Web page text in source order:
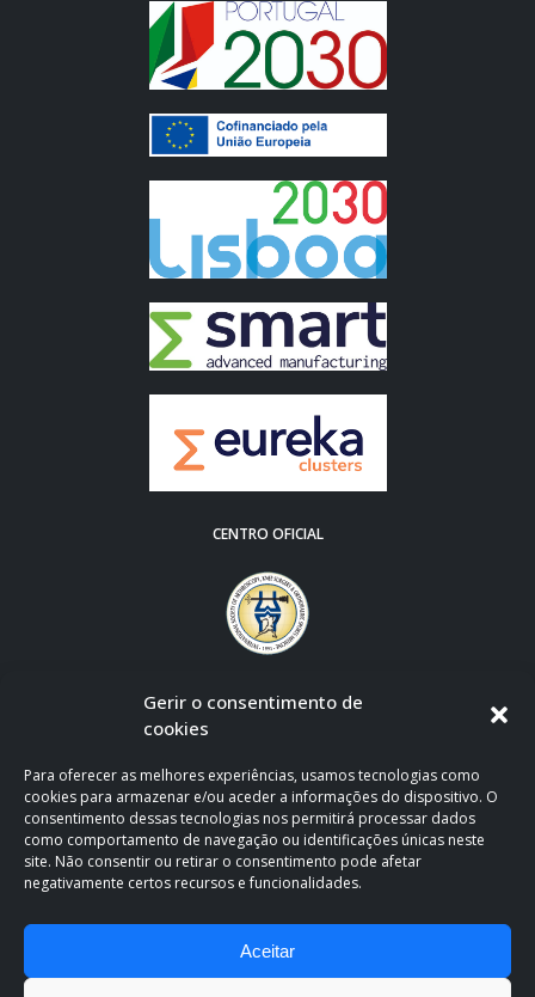
Gerir o consentimento de
cookies
Para oferecer as melhores experiências, usamos tecnologias como
cookies para armazenar e/ou aceder a informações do dispositivo. O
consentimento dessas tecnologias nos permitirá processar dados
como comportamento de navegação ou identificações únicas neste
site. Não consentir ou retirar o consentimento pode afetar
negativamente certos recursos e funcionalidades.
Aceitar
CENTRO OFICIAL